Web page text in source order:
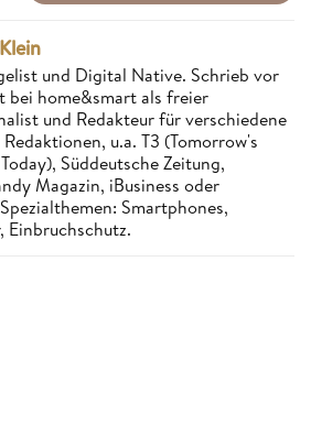
und Digital Native. Schrieb vor
bei home&smart als freier
und Redakteur für verschiedene
u.a. T3 (Tomorrow's
Süddeutsche Zeitung,
Magazin, iBusiness oder
Smartphones,
Einbruchschutz.